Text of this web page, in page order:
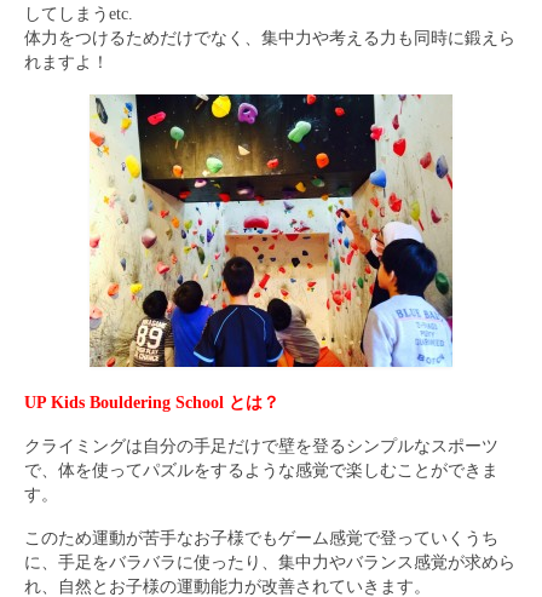
してしまうetc.
体力をつけるためだけでなく、集中力や考える力も同時に鍛えら
れますよ！
UP Kids Bouldering School とは？
クライミングは自分の手足だけで壁を登るシンプルなスポーツ
で、体を使ってパズルをするような感覚で楽しむことができま
す。
このため運動が苦手なお子様でもゲーム感覚で登っていくうち
に、手足をバラバラに使ったり、集中力やバランス感覚が求めら
れ、自然とお子様の運動能力が改善されていきます。